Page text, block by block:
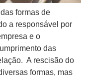
formas de
a responsável por
e o
das
A rescisão do
formas, mas